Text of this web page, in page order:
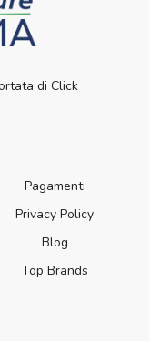
di Click
Pagamenti
Privacy Policy
Blog
Top Brands